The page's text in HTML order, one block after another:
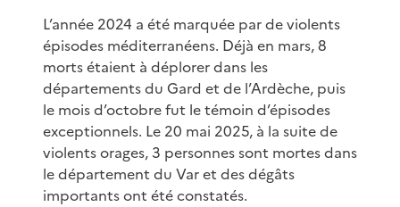
L’année 2024 a été marquée par de violents
épisodes méditerranéens. Déjà en mars, 8
morts étaient à déplorer dans les
départements du Gard et de l’Ardèche, puis
le mois d’octobre fut le témoin d’épisodes
exceptionnels. Le 20 mai 2025, à la suite de
violents orages, 3 personnes sont mortes dans
le département du Var et des dégâts
importants ont été constatés.